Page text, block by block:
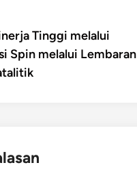
Tinggi melalui
Spin melalui Lembaran